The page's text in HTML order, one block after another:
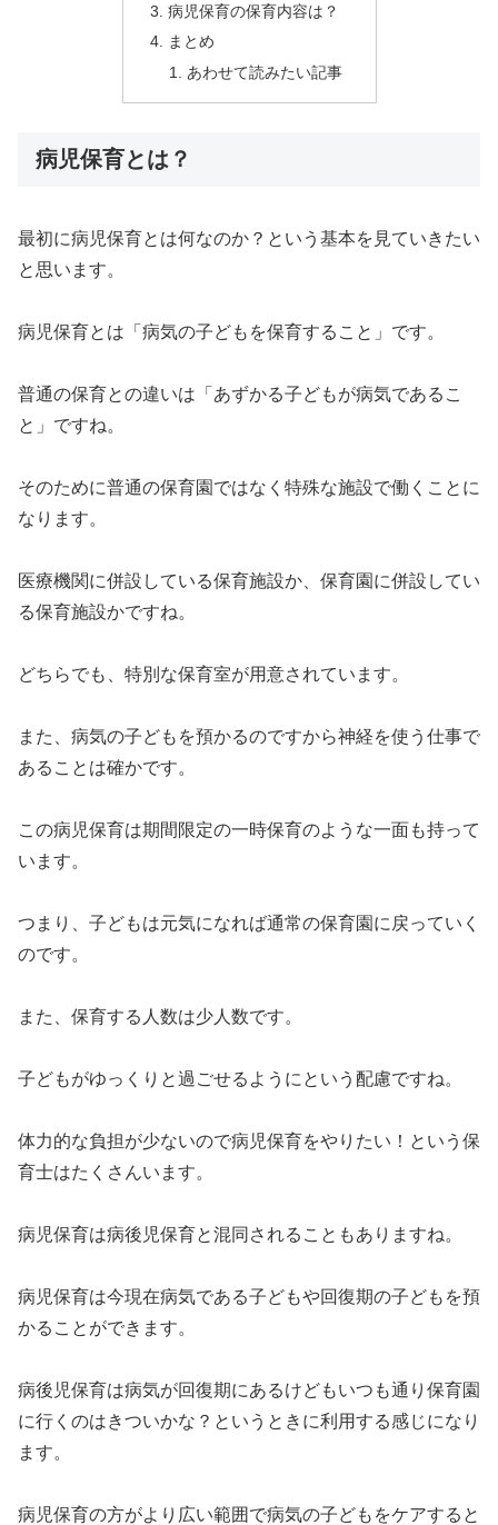
病児保育の保育内容は？
まとめ
あわせて読みたい記事
病児保育とは？
最初に病児保育とは何なのか？という基本を見ていきたい
と思います。
病児保育とは「病気の子どもを保育すること」です。
普通の保育との違いは「あずかる子どもが病気であるこ
と」ですね。
そのために普通の保育園ではなく特殊な施設で働くことに
なります。
医療機関に併設している保育施設か、保育園に併設してい
る保育施設かですね。
どちらでも、特別な保育室が用意されています。
また、病気の子どもを預かるのですから神経を使う仕事で
あることは確かです。
この病児保育は期間限定の一時保育のような一面も持って
います。
つまり、子どもは元気になれば通常の保育園に戻っていく
のです。
また、保育する人数は少人数です。
子どもがゆっくりと過ごせるようにという配慮ですね。
体力的な負担が少ないので病児保育をやりたい！という保
育士はたくさんいます。
病児保育は病後児保育と混同されることもありますね。
病児保育は今現在病気である子どもや回復期の子どもを預
かることができます。
病後児保育は病気が回復期にあるけどもいつも通り保育園
に行くのはきついかな？というときに利用する感じになり
ます。
病児保育の方がより広い範囲で病気の子どもをケアすると